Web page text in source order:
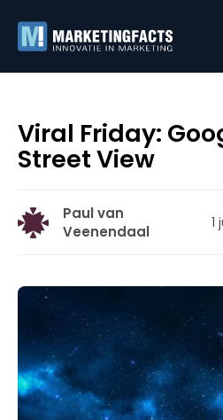
Viral Friday:
Street View
Paul van
Veenendaal
1